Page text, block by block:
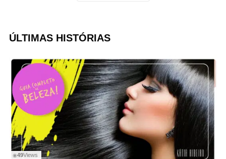
ÚLTIMAS HISTÓRIAS
◉49Views